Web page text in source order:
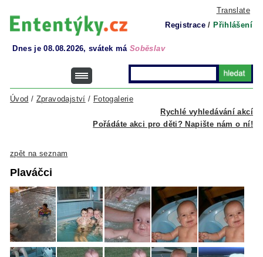
Translate
Registrace / Přihlášení
Dnes je 08.08.2026, svátek má Soběslav
Rychlé vyhledávání akcí
Úvod / Zpravodajství / Fotogalerie
Pořádáte akci pro děti? Napište nám o ní!
zpět na seznam
Plaváčci